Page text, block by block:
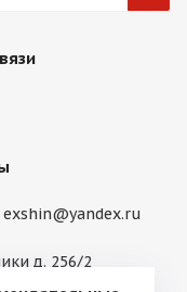
exshin@yandex.ru
д. 256/2